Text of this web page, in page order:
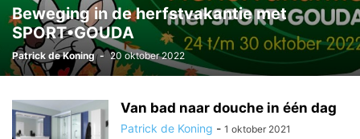
Beweging in de herfstvakantie met
SPORT•GOUDA
Patrick de Koning - 20 oktober 2022
Van bad naar douche in één dag
Patrick de Koning - 1 oktober 2021